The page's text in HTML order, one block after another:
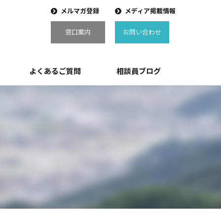
メルマガ登録
窓口案内
メディア掲載情報
お問い合わせ
よくあるご質問 相談員ブログ